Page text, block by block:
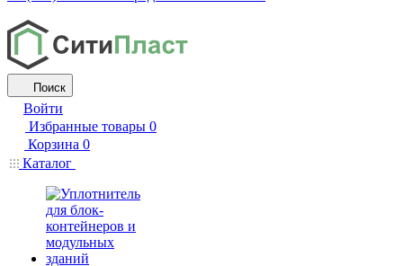
Поиск
Войти
Избранные товары 0
Корзина 0
Каталог